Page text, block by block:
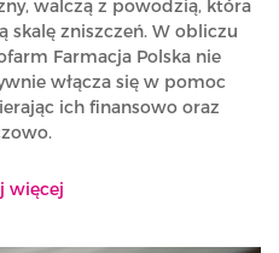
walczą z powodzią, która
skalę zniszczeń. W obliczu
Farmacja Polska nie
włącza się w pomoc
ich finansowo oraz
więcej